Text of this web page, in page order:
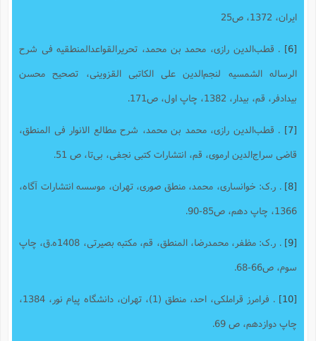
ایران، 1372، ص25
. ق‍طب‌ال‍دی‍ن‌ رازی‌، م‍ح‍م‍د ب‍ن‌ م‍ح‍م‍د، تحریر‌القواعد‌المنطقیه فی شرح‌
الرساله ‌الشمسیه لنجم‌الدین علی ‌الکاتبی ‌القزوینی، تصحیح محسن‌
بیدادفر، قم، بیدار، 1382، چاپ اول، ص171.
. ق‍طب‌ال‍دی‍ن‌ رازی‌، م‍ح‍م‍د ب‍ن‌ م‍ح‍م‍د، ش‍رح‌ م‍طال‍ع‌ الان‍وار فی‌ ال‍م‍ن‍طق،
ق‍اضی‌ س‍راج‌ال‍دی‍ن‌ ارم‍وی‌، قم، انتشارات کتبی نجفی، بی‌تا، ص 51.
. ر.ک: خوانساری، محمد، منطق صوری، تهران، موسسه انتشارات آگاه،
1366، چاپ دهم، ص85-90.
. ر.ک: مظفر، محمدرضا، المنطق، قم، مکتبه بصیرتی، 1408ه.ق، چاپ
سوم، ص66-68.
. فرامرز قراملکی، احد، منطق (1)، تهران، دانشگاه پیام نور، 1384،
چاپ دوازدهم، ص 69.